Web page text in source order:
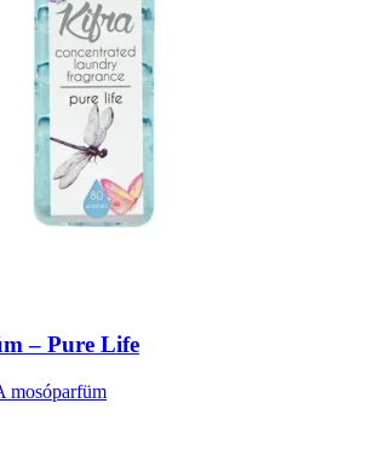
– Pure Life
mosóparfüm